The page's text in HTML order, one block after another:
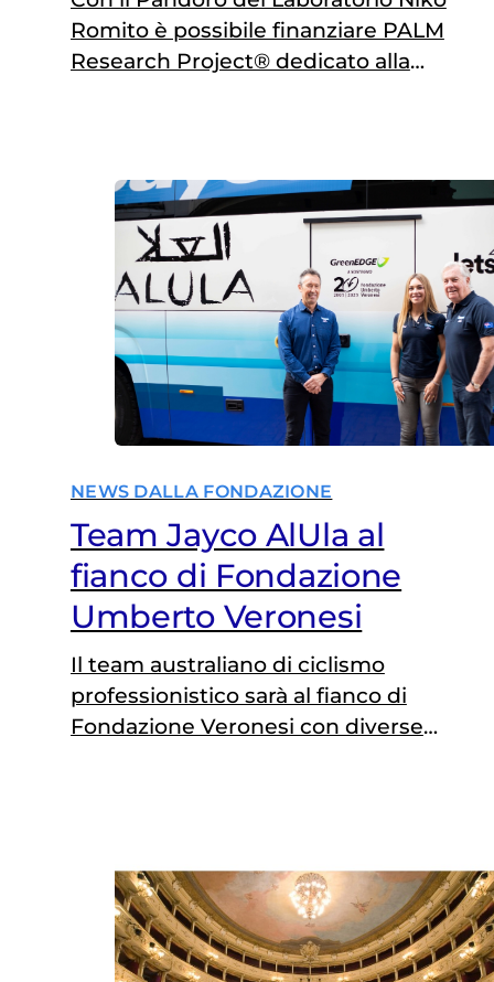
Romito è possibile finanziare PALM
Research Project® dedicato alla
NEWS DALLA FONDAZIONE
Team Jayco AlUla al
fianco di Fondazione
Umberto Veronesi
Il team australiano di ciclismo
professionistico sarà al fianco di
Fondazione Veronesi con diverse